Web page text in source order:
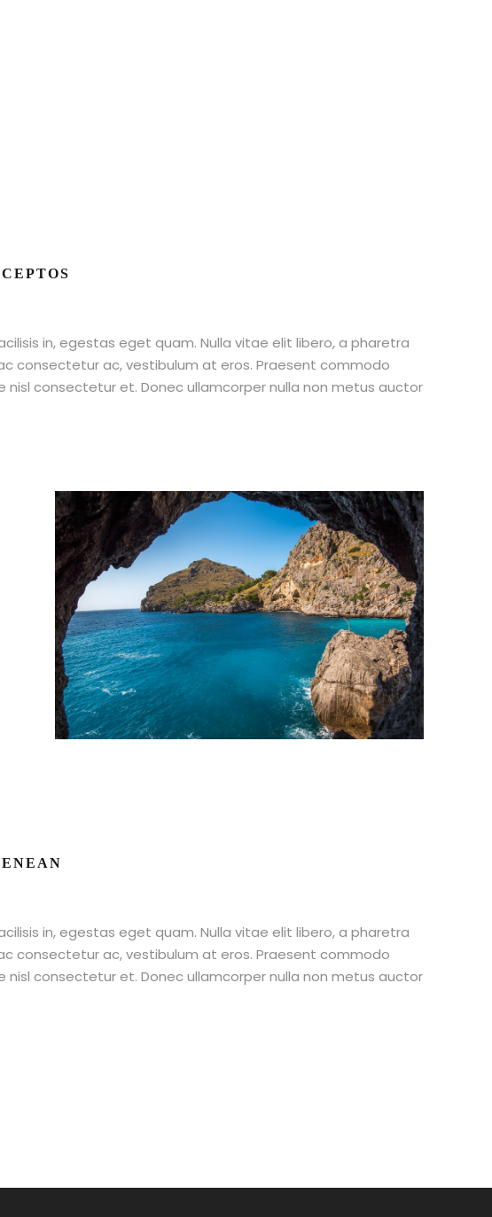
in, egestas eget quam. Nulla vitae elit libero, a pharetra
consectetur ac, vestibulum at eros. Praesent commodo
nisl consectetur et. Donec ullamcorper nulla non metus auctor
in, egestas eget quam. Nulla vitae elit libero, a pharetra
consectetur ac, vestibulum at eros. Praesent commodo
nisl consectetur et. Donec ullamcorper nulla non metus auctor